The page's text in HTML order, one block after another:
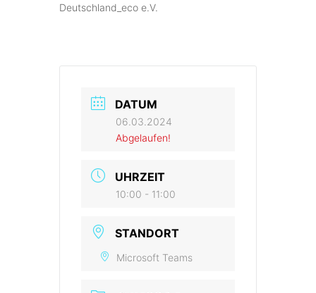
Deutschland_eco e.V.
DATUM
06.03.2024
Abgelaufen!
UHRZEIT
10:00 - 11:00
STANDORT
Microsoft Teams